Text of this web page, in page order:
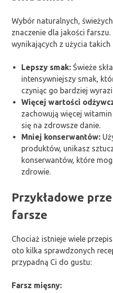
Wybór naturalnych,
znaczenie dla jakości
wynikających z użycia
Lepszy smak: Świeże
intensywniejszy smak,
czyniąc go bardziej
Więcej wartości
zachowują więcej witamin
się na zdrowsze danie.
Mniej konserwantów:
produktów, unikasz
konserwantów, które
zdrowie.
Przykładowe
farsze
Chociaż istnieje wiele
oto kilka sprawdzonych
przypadną Ci do gustu:
Farsz mięsny: